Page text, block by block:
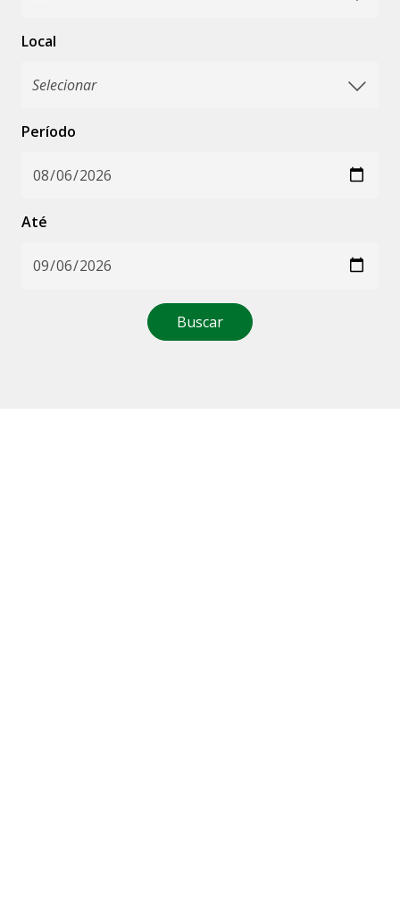
Local
Período
Até
Buscar